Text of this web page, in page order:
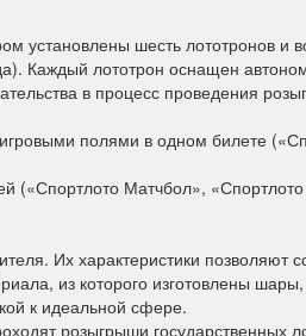
установлены шесть лототронов и
Каждый лототрон оснащен
в процесс проведения
полями в одном билете
(«Спортлото Матчбол»,
Их характеристики позволяют
из которого изготовлены
к идеальной сфере.
розыгрыши государственных